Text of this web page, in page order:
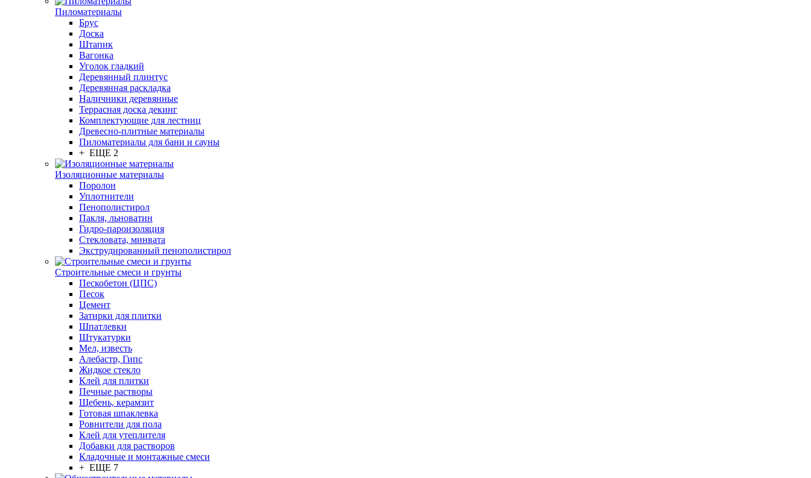
Пиломатериалы
Брус
Доска
Штапик
Вагонка
Уголок гладкий
Деревянный плинтус
Деревянная раскладка
Наличники деревянные
Террасная доска декинг
Комплектующие для лестниц
Древесно-плитные материалы
Пиломатериалы для бани и сауны
+ ЕЩЕ 2
Изоляционные материалы
Поролон
Уплотнители
Пенополистирол
Пакля, льноватин
Гидро-пароизоляция
Стекловата, минвата
Экструдированный пенополистирол
Строительные смеси и грунты
Пескобетон (ЦПС)
Песок
Цемент
Затирки для плитки
Шпатлевки
Штукатурки
Мел, известь
Алебастр, Гипс
Жидкое стекло
Клей для плитки
Печные растворы
Щебень, керамзит
Готовая шпаклевка
Ровнители для пола
Клей для утеплителя
Добавки для растворов
Кладочные и монтажные смеси
+ ЕЩЕ 7